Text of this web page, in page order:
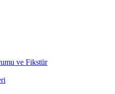
ve Fikstür